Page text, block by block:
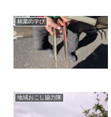
林業の学び
地域おこし協力隊